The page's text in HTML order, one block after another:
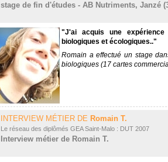
stage de fin d'études - AB Nutriments, Janzé
"J'ai acquis une
biologiques et écologiques.."
Romain a effectué un stage
biologiques (17 cartes
INTERVIEW MÉTIER DE Romain T.
Le réseau des diplômés GEA Saint-Malo : DUT 2007
Interview métier de Romain T.